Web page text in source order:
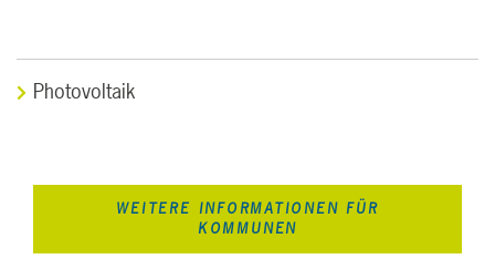
Photovoltaik
WEITERE INFORMATIONEN FÜR
KOMMUNEN